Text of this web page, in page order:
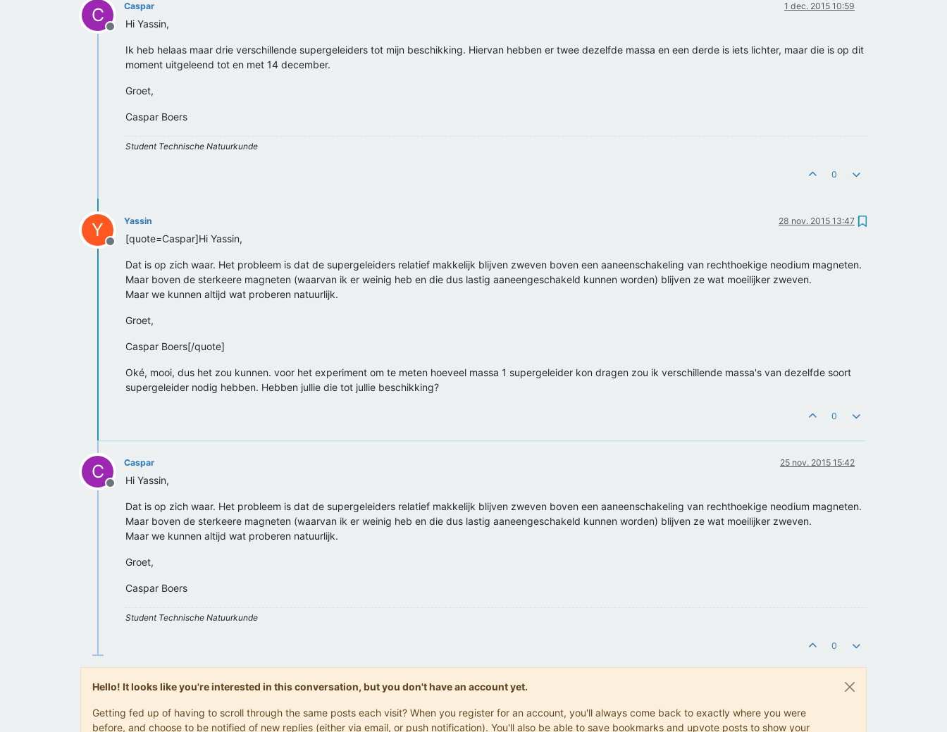
C
Offline
Caspar 1 dec. 2015 10:59
Hi Yassin,
Ik heb helaas maar drie verschillende supergeleiders tot mijn beschikking. Hiervan hebben er twee dezelfde massa en een derde is iets lichter, maar die is op dit
moment uitgeleend tot en met 14 december.
Groet,
Caspar Boers
Student Technische Natuurkunde
0
Y
Offline
Yassin 28 nov. 2015 13:47
[quote=Caspar]Hi Yassin,
Dat is op zich waar. Het probleem is dat de supergeleiders relatief makkelijk blijven zweven boven een aaneenschakeling van rechthoekige neodium magneten.
Maar boven de sterkeere magneten (waarvan ik er weinig heb en die dus lastig aaneengeschakeld kunnen worden) blijven ze wat moeilijker zweven.
Maar we kunnen altijd wat proberen natuurlijk.
Groet,
Caspar Boers[/quote]
Oké, mooi, dus het zou kunnen. voor het experiment om te meten hoeveel massa 1 supergeleider kon dragen zou ik verschillende massa's van dezelfde soort
supergeleider nodig hebben. Hebben jullie die tot jullie beschikking?
0
C
Offline
Caspar 25 nov. 2015 15:42
Hi Yassin,
Dat is op zich waar. Het probleem is dat de supergeleiders relatief makkelijk blijven zweven boven een aaneenschakeling van rechthoekige neodium magneten.
Maar boven de sterkeere magneten (waarvan ik er weinig heb en die dus lastig aaneengeschakeld kunnen worden) blijven ze wat moeilijker zweven.
Maar we kunnen altijd wat proberen natuurlijk.
Groet,
Caspar Boers
Student Technische Natuurkunde
0
Hello! It looks like you're interested in this conversation, but you don't have an account yet.
Getting fed up of having to scroll through the same posts each visit? When you register for an account, you'll always come back to exactly where you were
before, and choose to be notified of new replies (either via email, or push notification). You'll also be able to save bookmarks and upvote posts to show your